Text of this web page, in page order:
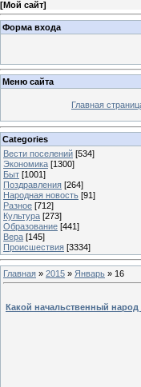
[Мой сайт]
Форма входа
Меню сайта
Главная
Categories
Вести поселений [534]
Экономика [1300]
Быт [1001]
Поздравления [264]
Народная новость [91]
Разное [712]
Культура [273]
Образование [441]
Вера [145]
Происшествия [3334]
Главная » 2015 » Январь » 16
Какой начальственный народ